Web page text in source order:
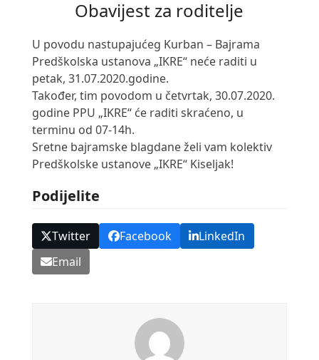
Obavijest za roditelje
U povodu nastupajućeg Kurban – Bajrama
Predškolska ustanova „IKRE“ neće raditi u
petak, 31.07.2020.godine.
Također, tim povodom u četvrtak, 30.07.2020.
godine PPU „IKRE“ će raditi skraćeno, u
terminu od 07-14h.
Sretne bajramske blagdane želi vam kolektiv
Predškolske ustanove „IKRE“ Kiseljak!
Podijelite
Twitter Facebook
LinkedIn
Email